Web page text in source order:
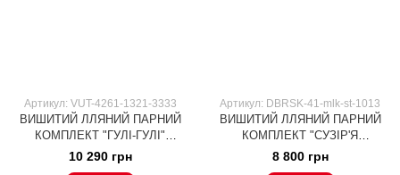
Артикул: VUT-4261-1321-3333
ВИШИТИЙ ЛЛЯНИЙ ПАРНИЙ
КОМПЛЕКТ "ГУЛІ-ГУЛІ"
БЕЖЕВОГО КОЛЬОРУ (VUT-
4261-1321), льон
10 290 грн
Артикул: DBRSK-41-mlk-st-1013
ВИШИТИЙ ЛЛЯНИЙ ПАРНИЙ
КОМПЛЕКТ "СУЗІР'Я
ТРАДИЦІЙ" МОЛОЧНОГО
КОЛЬОРУ (DBRSK-41-mlk-st),
8 800 грн